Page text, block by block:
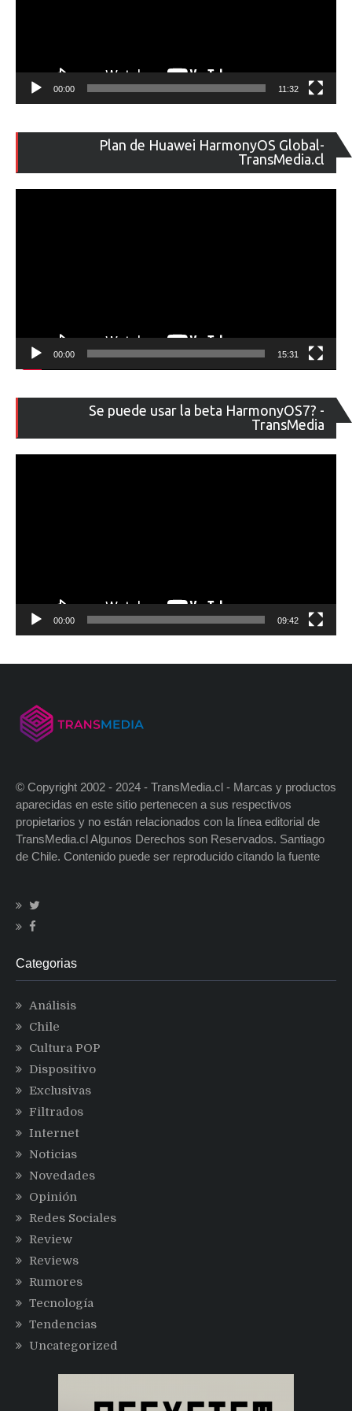
00:00 11:32
Plan de Huawei HarmonyOS Global-
TransMedia.cl
de
00:00 15:31
Se puede usar la beta HarmonyOS7? -
TransMedia
de
00:00 09:42
© Copyright 2002 - 2024 - TransMedia.cl - Marcas y productos
aparecidas en este sitio pertenecen a sus respectivos
propietarios y no están relacionados con la línea editorial de
TransMedia.cl Algunos Derechos son Reservados. Santiago
de Chile. Contenido puede ser reproducido citando la fuente
Categorias
Análisis
Chile
Cultura POP
Dispositivo
Exclusivas
Filtrados
Internet
Noticias
Novedades
Opinión
Redes Sociales
Review
Reviews
Rumores
Tecnología
Tendencias
Uncategorized